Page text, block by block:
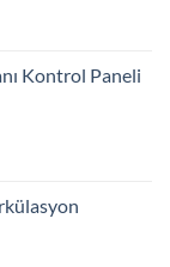
Kontrol Paneli